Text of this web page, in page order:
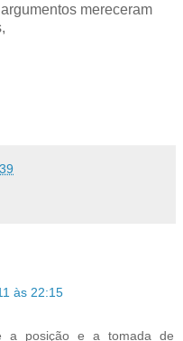
mereceram
às 22:15
a posição e a tomada de